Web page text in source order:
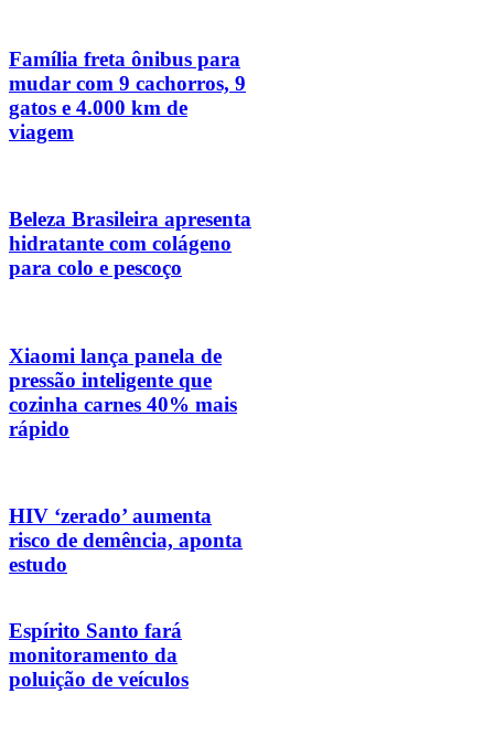
Família freta ônibus para
mudar com 9 cachorros, 9
gatos e 4.000 km de
viagem
Beleza Brasileira apresenta
hidratante com colágeno
para colo e pescoço
Xiaomi lança panela de
pressão inteligente que
cozinha carnes 40% mais
rápido
HIV ‘zerado’ aumenta
risco de demência, aponta
estudo
Espírito Santo fará
monitoramento da
poluição de veículos